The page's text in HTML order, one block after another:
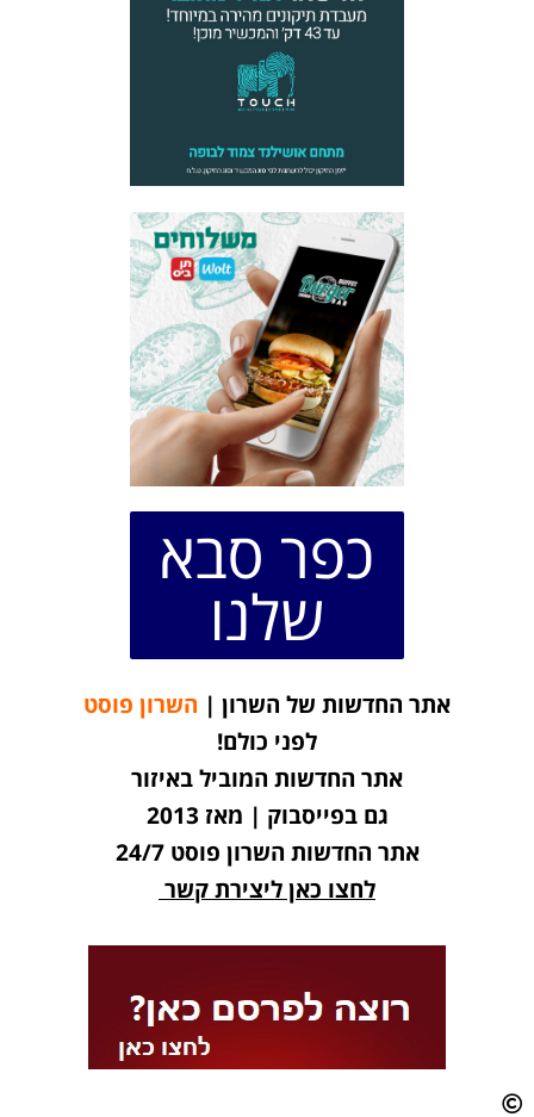
כפר סבא
שלנו
אתר החדשות של השרון | השרון פוסט
לפני כולם!
אתר החדשות המוביל באיזור
גם בפייסבוק | מאז 2013
אתר החדשות השרון פוסט 24/7
לחצו כאן ליצירת קשר